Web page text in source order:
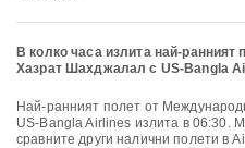
В колко часа излита най-
Хазрат Шахджалал с US-Bangla
Най-ранният полет от Международно летище Хазрат Шахджалал с
US-Bangla Airlines излита в 06:30.
сравните други налични полети в